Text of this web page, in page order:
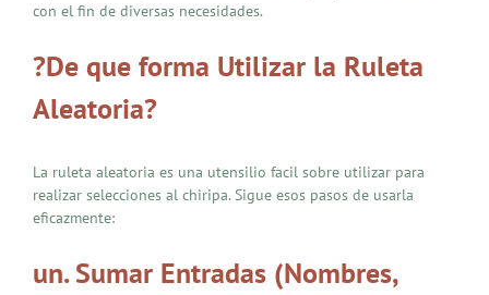
con el fin de diversas necesidades.
?De que forma Utilizar la Ruleta
Aleatoria?
La ruleta aleatoria es una utensilio facil sobre utilizar para
realizar selecciones al chiripa. Sigue esos pasos de usarla
eficazmente:
un. Sumar Entradas (Nombres,